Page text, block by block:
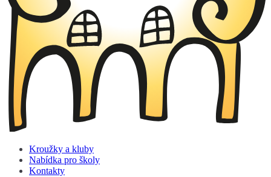
Kroužky a kluby
Nabídka pro školy
Kontakty